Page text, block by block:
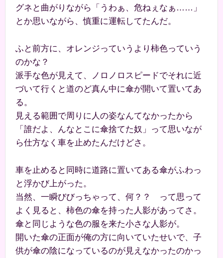
グネと曲がりながら「うわぁ、危ねぇなぁ……」
とか思いながら、慎重に運転してたんだ。
ふと前方に、オレンジっていうより柿色っていう
のかな？
派手な色が見えて、ノロノロスピードでそれに近
づいて行くと道のど真ん中に傘が開いて置いてあ
る。
見える範囲で周りに人の姿なんてなかったから
「誰だよ、んなとこに傘捨てた奴」って思いなが
ら仕方なく車を止めたんだけどさ。
車を止めると同時に道路に置いてある傘がふわっ
と浮かび上がった。
当然、一瞬びびっちゃって、何？？ って思って
よく見ると、柿色の傘を持った人影があってさ。
傘と同じような色の服を来た小さな人影が。
開いた傘の正面が俺の方に向いていたせいで、子
供が傘の陰になっているのが見えなかったのかっ